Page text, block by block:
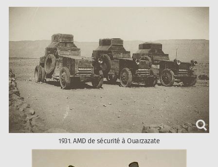
1931. AMD de sécurité à Ouarzazate